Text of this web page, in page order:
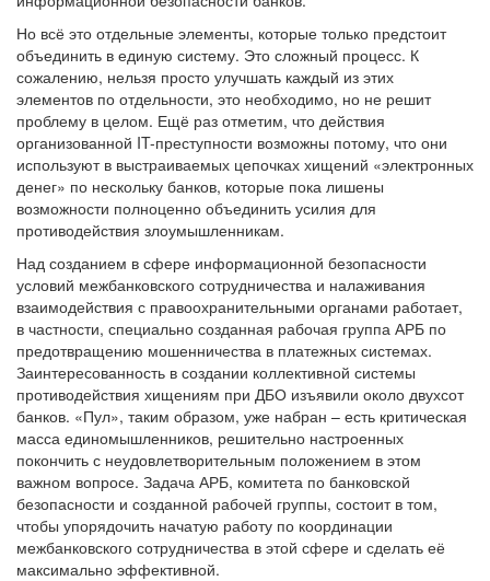
Но всё это отдельные элементы, которые только предстоит
объединить в единую систему. Это сложный процесс. К
сожалению, нельзя просто улучшать каждый из этих
элементов по отдельности, это необходимо, но не решит
проблему в целом. Ещё раз отметим, что действия
организованной IT-преступности возможны потому, что они
используют в выстраиваемых цепочках хищений «электронных
денег» по нескольку банков, которые пока лишены
возможности полноценно объединить усилия для
противодействия злоумышленникам.
Над созданием в сфере информационной безопасности
условий межбанковского сотрудничества и налаживания
взаимодействия с правоохранительными органами работает,
в частности, специально созданная рабочая группа АРБ по
предотвращению мошенничества в платежных системах.
Заинтересованность в создании коллективной системы
противодействия хищениям при ДБО изъявили около двухсот
банков. «Пул», таким образом, уже набран – есть критическая
масса единомышленников, решительно настроенных
покончить с неудовлетворительным положением в этом
важном вопросе. Задача АРБ, комитета по банковской
безопасности и созданной рабочей группы, состоит в том,
чтобы упорядочить начатую работу по координации
межбанковского сотрудничества в этой сфере и сделать её
максимально эффективной.